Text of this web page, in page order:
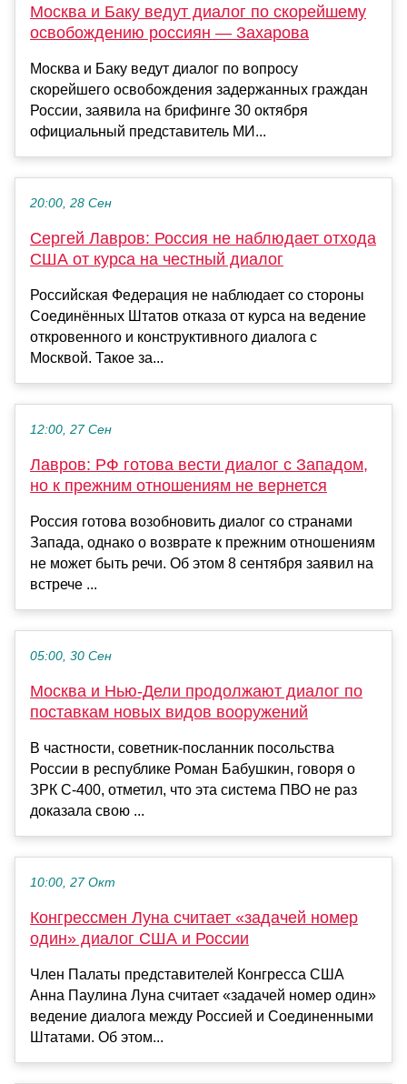
Москва и Баку ведут диалог по скорейшему
освобождению россиян — Захарова
Москва и Баку ведут диалог по вопросу
скорейшего освобождения задержанных граждан
России, заявила на брифинге 30 октября
официальный представитель МИ...
20:00, 28 Сен
Сергей Лавров: Россия не наблюдает отхода
США от курса на честный диалог
Российская Федерация не наблюдает со стороны
Соединённых Штатов отказа от курса на ведение
откровенного и конструктивного диалога с
Москвой. Такое за...
12:00, 27 Сен
Лавров: РФ готова вести диалог с Западом,
но к прежним отношениям не вернется
Россия готова возобновить диалог со странами
Запада, однако о возврате к прежним отношениям
не может быть речи. Об этом 8 сентября заявил на
встрече ...
05:00, 30 Сен
Москва и Нью-Дели продолжают диалог по
поставкам новых видов вооружений
В частности, советник-посланник посольства
России в республике Роман Бабушкин, говоря о
ЗРК С-400, отметил, что эта система ПВО не раз
доказала свою ...
10:00, 27 Окт
Конгрессмен Луна считает «задачей номер
один» диалог США и России
Член Палаты представителей Конгресса США
Анна Паулина Луна считает «задачей номер один»
ведение диалога между Россией и Соединенными
Штатами. Об этом...